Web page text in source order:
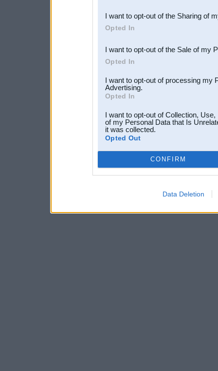
Downstream Participants
third parties.
I want to opt-out of the Sharing of
Opted In
I want to opt-out of the Sale of my
Opted In
I want to opt-out of processing my
Advertising.
Opted In
I want to opt-out of Collection,
of my Personal Data that Is
it was collected.
Opted Out
CONFIRM
Data Deletion